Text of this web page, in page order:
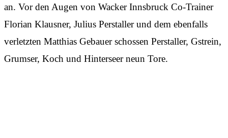
an. Vor den Augen von Wacker Innsbruck Co-Trainer
Florian Klausner, Julius Perstaller und dem ebenfalls
verletzten Matthias Gebauer schossen Perstaller, Gstrein,
Grumser, Koch und Hinterseer neun Tore.